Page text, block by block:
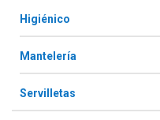
Higiénico
Mantelería
Servilletas